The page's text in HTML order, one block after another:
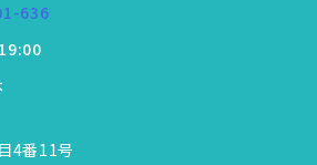
636
4番11号